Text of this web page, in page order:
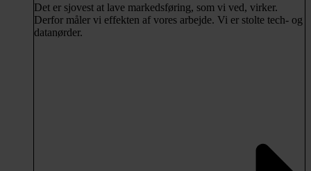
Det er sjovest at lave markedsføring, som vi ved, virker.
Derfor måler vi effekten af vores arbejde. Vi er stolte tech- og
datanørder.